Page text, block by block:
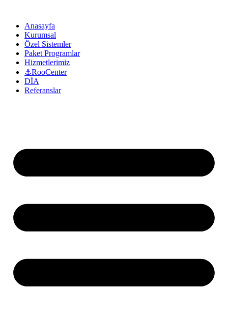
Anasayfa
Kurumsal
Özel Sistemler
Paket Programlar
Hizmetlerimiz
⚓RooCenter
DİA
Referanslar